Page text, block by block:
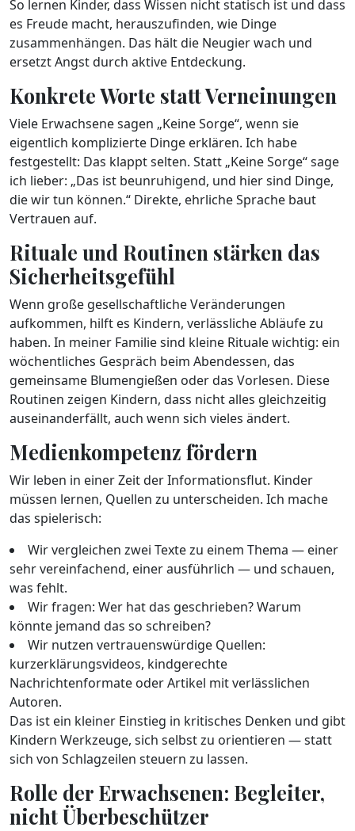
So lernen Kinder, dass Wissen nicht statisch ist und dass
es Freude macht, herauszufinden, wie Dinge
zusammenhängen. Das hält die Neugier wach und
ersetzt Angst durch aktive Entdeckung.
Konkrete Worte statt Verneinungen
Viele Erwachsene sagen „Keine Sorge“, wenn sie
eigentlich komplizierte Dinge erklären. Ich habe
festgestellt: Das klappt selten. Statt „Keine Sorge“ sage
ich lieber: „Das ist beunruhigend, und hier sind Dinge,
die wir tun können.“ Direkte, ehrliche Sprache baut
Vertrauen auf.
Rituale und Routinen stärken das
Sicherheitsgefühl
Wenn große gesellschaftliche Veränderungen
aufkommen, hilft es Kindern, verlässliche Abläufe zu
haben. In meiner Familie sind kleine Rituale wichtig: ein
wöchentliches Gespräch beim Abendessen, das
gemeinsame Blumengießen oder das Vorlesen. Diese
Routinen zeigen Kindern, dass nicht alles gleichzeitig
auseinanderfällt, auch wenn sich vieles ändert.
Medienkompetenz fördern
Wir leben in einer Zeit der Informationsflut. Kinder
müssen lernen, Quellen zu unterscheiden. Ich mache
das spielerisch:
Wir vergleichen zwei Texte zu einem Thema — einer
sehr vereinfachend, einer ausführlich — und schauen,
was fehlt.
Wir fragen: Wer hat das geschrieben? Warum
könnte jemand das so schreiben?
Wir nutzen vertrauenswürdige Quellen:
kurzerklärungsvideos, kindgerechte
Nachrichtenformate oder Artikel mit verlässlichen
Autoren.
Das ist ein kleiner Einstieg in kritisches Denken und gibt
Kindern Werkzeuge, sich selbst zu orientieren — statt
sich von Schlagzeilen steuern zu lassen.
Rolle der Erwachsenen: Begleiter,
nicht Überbeschützer